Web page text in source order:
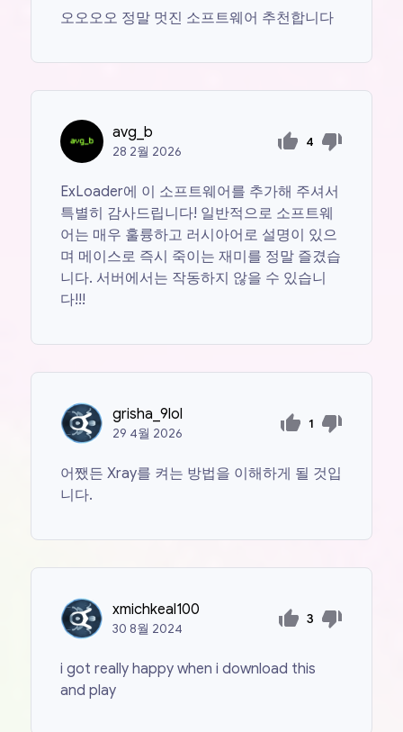
오오오오 정말 멋진 소프트웨어 추천합니다
avg_b
28 2월 2026
4
ExLoader에 이 소프트웨어를 추가해 주셔서
특별히 감사드립니다! 일반적으로 소프트웨
어는 매우 훌륭하고 러시아어로 설명이 있으
며 메이스로 즉시 죽이는 재미를 정말 즐겼습
니다. 서버에서는 작동하지 않을 수 있습니
다!!!
grisha_9lol
29 4월 2026
1
어쨌든 Xray를 켜는 방법을 이해하게 될 것입
니다.
xmichkeal100
30 8월 2024
3
i got really happy when i download this
and play